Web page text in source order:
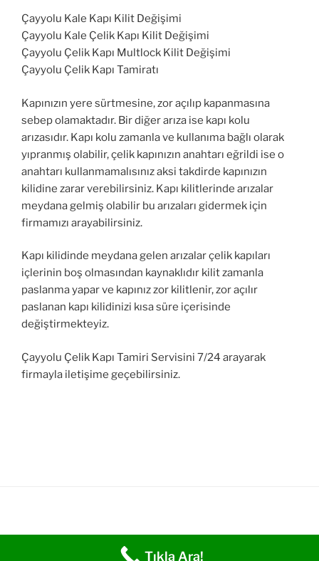
Çayyolu Kale Kapı Kilit Değişimi
Çayyolu Kale Çelik Kapı Kilit Değişimi
Çayyolu Çelik Kapı Multlock Kilit Değişimi
Çayyolu Çelik Kapı Tamiratı
Kapınızın yere sürtmesine, zor açılıp kapanmasına
sebep olamaktadır. Bir diğer arıza ise kapı kolu
arızasıdır. Kapı kolu zamanla ve kullanıma bağlı olarak
yıpranmış olabilir, çelik kapınızın anahtarı eğrildi ise o
anahtarı kullanmamalısınız aksi takdirde kapınızın
kilidine zarar verebilirsiniz. Kapı kilitlerinde arızalar
meydana gelmiş olabilir bu arızaları gidermek için
firmamızı arayabilirsiniz.
Kapı kilidinde meydana gelen arızalar çelik kapıları
içlerinin boş olmasından kaynaklıdır kilit zamanla
paslanma yapar ve kapınız zor kilitlenir, zor açılır
paslanan kapı kilidinizi kısa süre içerisinde
değiştirmekteyiz.
Çayyolu Çelik Kapı Tamiri Servisini 7/24 arayarak
firmayla iletişime geçebilirsiniz.
Tıkla Ara!